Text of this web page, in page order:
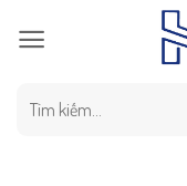
qua
kiếm: